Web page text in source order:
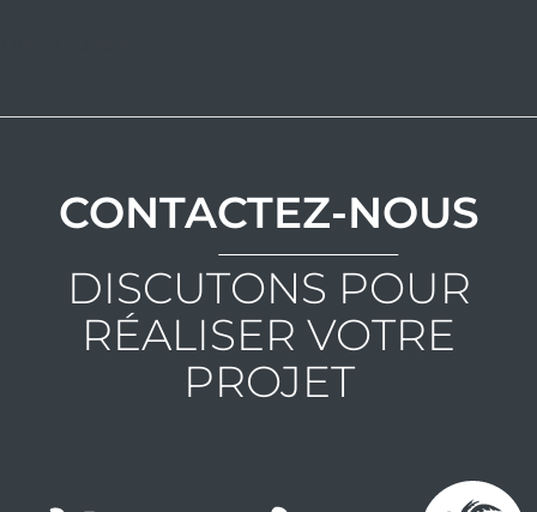
CONTACTEZ-NOUS
DISCUTONS POUR
RÉALISER VOTRE
PROJET